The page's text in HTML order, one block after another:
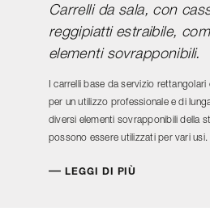
Carrelli da sala, con
reggipiatti estraibile,
elementi sovrapponibili.
I carrelli base da servizio
per un utilizzo professionale e di
diversi elementi sovrapponibili della
possono essere utilizzati per vari usi.
LEGGI DI PIÙ